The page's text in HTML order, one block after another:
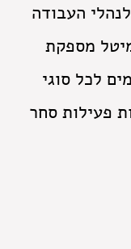
העבודה
מספקת
לכל סוגי
פעילות סחר